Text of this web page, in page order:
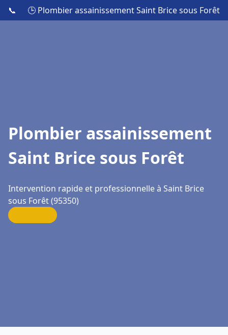
📞 🕒 Plombier assainissement Saint Brice sous Forêt
Plombier assainissement
Saint Brice sous Forêt
Intervention rapide et professionnelle à Saint Brice
sous Forêt (95350)